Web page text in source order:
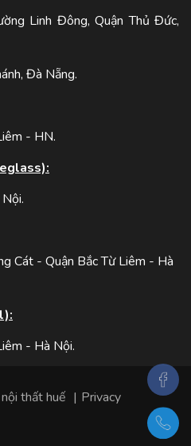
Linh Đông, Quận Thủ Đức,
Đà Nẵng.
- HN.
Cát - Quận Bắc Từ Liêm - Hà
- Hà Nội.
thất huế | Privacy